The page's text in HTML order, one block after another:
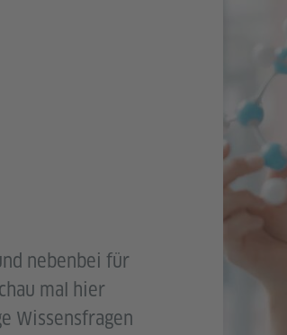
nebenbei für
mal hier
Wissensfragen